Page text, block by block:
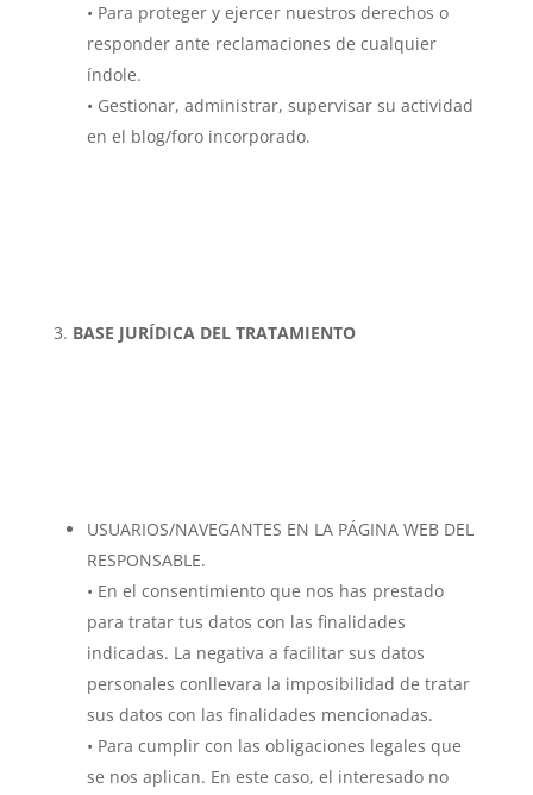
• Para proteger y ejercer nuestros derechos o
responder ante reclamaciones de cualquier
índole.
• Gestionar, administrar, supervisar su actividad
en el blog/foro incorporado.
BASE JURÍDICA DEL TRATAMIENTO
USUARIOS/NAVEGANTES EN LA PÁGINA WEB DEL
RESPONSABLE.
• En el consentimiento que nos has prestado
para tratar tus datos con las finalidades
indicadas. La negativa a facilitar sus datos
personales conllevara la imposibilidad de tratar
sus datos con las finalidades mencionadas.
• Para cumplir con las obligaciones legales que
se nos aplican. En este caso, el interesado no